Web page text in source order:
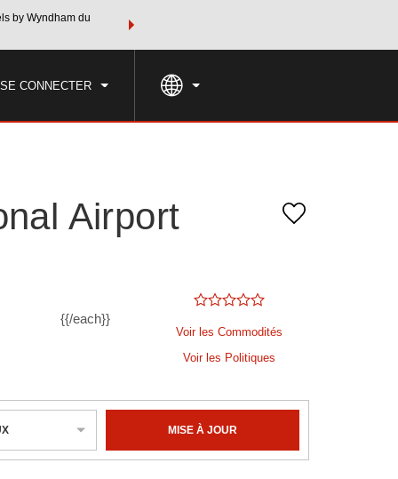
by Wyndham du
Regroupez votre hôtel, vos vols et plus encore avec les
CONNECTER
TARIFS SPÉCIAUX
Airport
{{/each}}
Voir les Commodités
Voir les Politiques
MISE À JOUR